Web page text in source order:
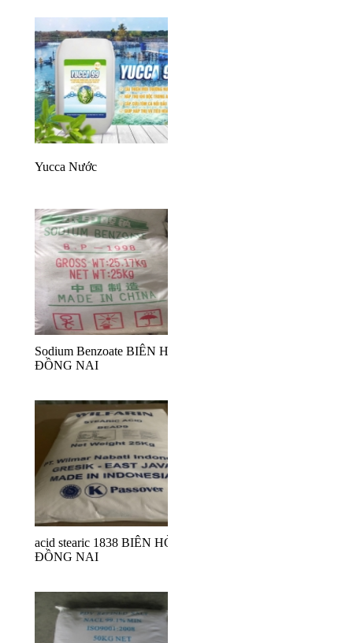
Yucca Nước
Sodium Benzoate BIÊN HÒA
ĐỒNG NAI
acid stearic 1838 BIÊN HÒA
ĐỒNG NAI